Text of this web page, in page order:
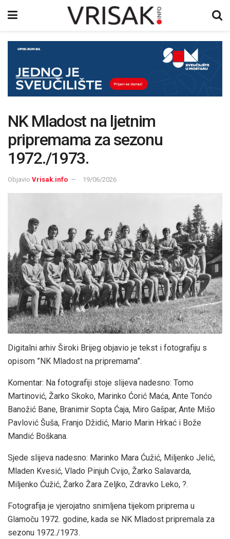
NK Mladost na ljetnim
pripremama za sezonu
1972./1973.
Objavio Vrisak.info 19/06/2026
Digitalni arhiv Široki Brijeg objavio je tekst i fotografiju s
opisom ”NK Mladost na pripremama”.
Komentar: Na fotografiji stoje slijeva nadesno: Tomo
Martinović, Žarko Skoko, Marinko Ćorić Maća, Ante Tonćo
Banožić Bane, Branimir Sopta Ćaja, Miro Gašpar, Ante Mišo
Pavlović Šuša, Franjo Džidić, Mario Marin Hrkać i Bože
Mandić Boškana.
Sjede slijeva nadesno: Marinko Mara Ćužić, Miljenko Jelić,
Mladen Kvesić, Vlado Pinjuh Cvijo, Žarko Salavarda,
Miljenko Ćužić, Žarko Žara Zeljko, Zdravko Leko, ?.
Fotografija je vjerojatno snimljena tijekom priprema u
Glamoču 1972. godine, kada se NK Mladost pripremala za
sezonu 1972./1973.